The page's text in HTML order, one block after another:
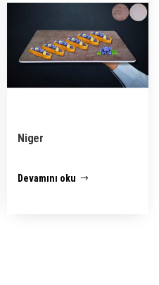
Niger
Devamını oku